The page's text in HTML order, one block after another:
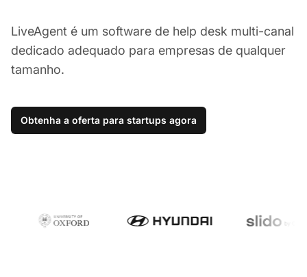
LiveAgent é um software de help desk multi-canal
dedicado adequado para empresas de qualquer
tamanho.
Obtenha a oferta para startups agora